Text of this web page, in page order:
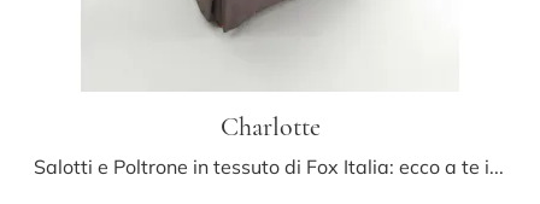
Charlotte
Salotti e Poltrone in tessuto di Fox Italia: ecco a te il modello Charlotte in tessuto per arricchire i tuoi spazi.